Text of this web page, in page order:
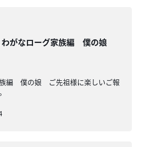
わがなローグ家族編 僕の娘
編 僕の娘 ご先祖様に楽しいご報